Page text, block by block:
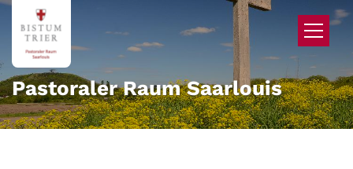
Zum Inhalt springen
Pastoraler Raum Saarlouis